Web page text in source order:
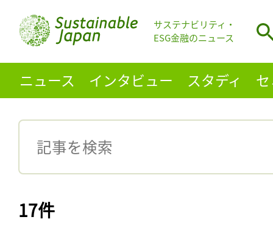
サステナビリティ・
ESG金融のニュース
ニュース インタビュー スタディ
17件